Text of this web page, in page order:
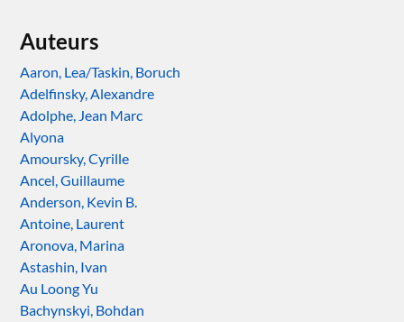
Auteurs
Aaron, Lea/Taskin, Boruch
Adelfinsky, Alexandre
Adolphe, Jean Marc
Alyona
Amoursky, Cyrille
Ancel, Guillaume
Anderson, Kevin B.
Antoine, Laurent
Aronova, Marina
Astashin, Ivan
Au Loong Yu
Bachynskyi, Bohdan